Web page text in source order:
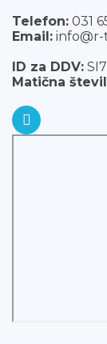
Telefon: 031
Email:
ID za DDV:
Matična